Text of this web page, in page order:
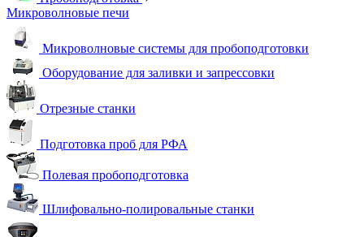
Микроволновые печи
Микроволновые системы для пробоподготовки
Оборудование для заливки и запрессовки
Отрезные станки
Подготовка проб для РФА
Полевая пробоподготовка
Шлифовально-полировальные станки